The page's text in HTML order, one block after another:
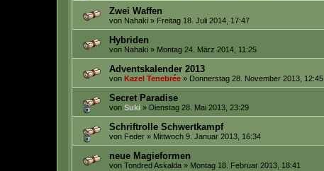
Zwei Waffen
von Nahaki » Freitag 18. Juli 2014, 17:47
Hybriden
von Nahaki » Montag 24. März 2014, 11:25
Adventskalender 2013
von Kazel Tenebrée » Donnerstag 28. November 2013, 12:45
Secret Paradise
von Suki » Dienstag 28. Mai 2013, 23:29
Schriftrolle Schwertkampf
von Feder » Mittwoch 9. Januar 2013, 16:34
neue Magieformen
von Tondred Askalda » Montag 18. Februar 2013, 18:41